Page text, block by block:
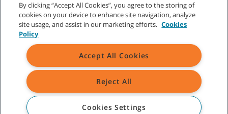
Mapa del sitio Políticas generales| Condiciones de uso
Todas las marcas y logotipos Tennant indicados son propiedad de
Tennant Company y/o de sus empresas afiliadas o controladas.
By clicking “Accept All Cookies”, you agree to the storing of
cookies on your device to enhance site navigation, analyze
site usage, and assist in our marketing efforts. Cookies
Policy
Accept All Cookies
Reject All
Cookies Settings